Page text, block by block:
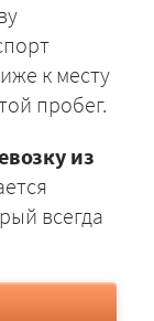
к месту
пробег.
из
всегда